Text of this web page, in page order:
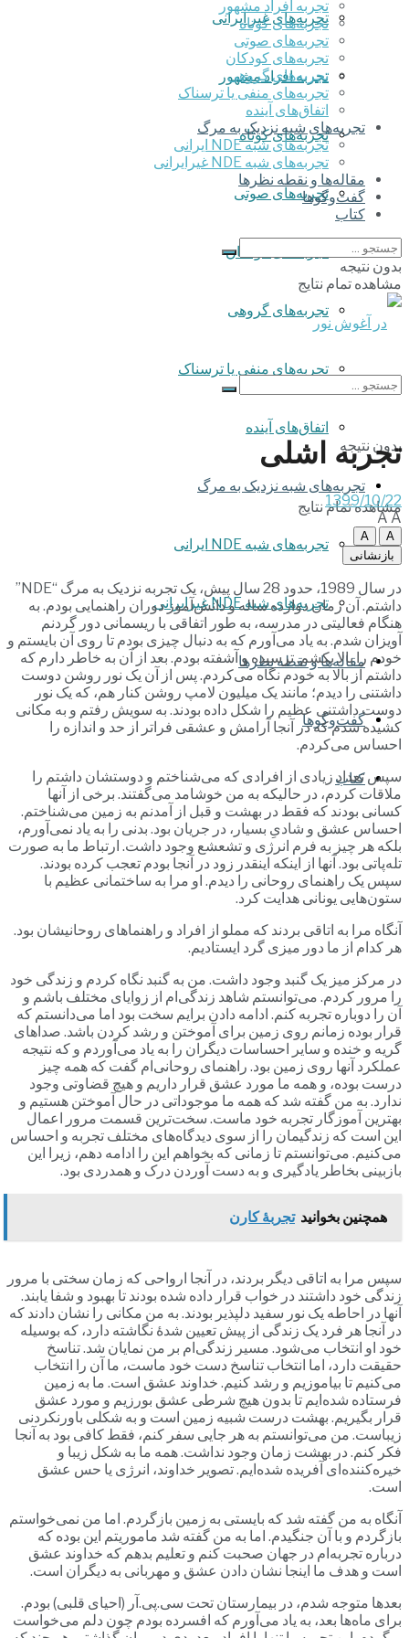
تجربه‌های غیر ایرانی
تجربه افراد مشهور
تجربه‌های کوتاه
تجربه‌های صوتی
تجربه‌های کودکان
تجربه‌های گروهی
‌تجربه‌های منفی یا ترسناک
اتفاق‌های آینده
تجربه‌های شبه نزدیک به مرگ
تجربه‌های شبه NDE ایرانی
تجربه‌های شبه NDE غیرایرانی
مقاله‌ها و نقطه نظرها
گفت‌وگوها
کتاب
تجربه افراد مشهور
تجربه‌های کوتاه
تجربه‌های صوتی
تجربه‌های کودکان
تجربه‌های گروهی
‌تجربه‌های منفی یا ترسناک
اتفاق‌های آینده
تجربه‌های شبه نزدیک به مرگ
تجربه‌های شبه NDE ایرانی
تجربه‌های شبه NDE غیرایرانی
مقاله‌ها و نقطه نظرها
گفت‌وگوها
کتاب
بدون نتیجه
مشاهده تمام نتایج
بدون نتیجه
مشاهده تمام نتایج
تجربه اشلی
1399/10/22
AA
A
A
بازنشانی
در سال 1989، حدود 28 سال پیش، یک تجربه نزدیک به مرگ “NDE”
داشتم. آن زمان دوازده ساله و دانش‌آموز دوران راهنمایی بودم. به
هنگام فعالیتی در مدرسه، به طور اتفاقی با ریسمانی دور گردنم
آویزان شدم. به یاد می‌آورم که به دنبال چیزی بودم تا روی آن بایستم و
خودم را بالا بکشم. ترسیده و آشفته بودم. بعد از آن به خاطر دارم که
داشتم از بالا به خودم نگاه می‌کردم. پس از آن یک نور روشن دوست
داشتنی را دیدم؛ مانند یک میلیون لامپ روشن کنار هم، که یک نور
دوست داشتنی عظیم را شکل داده بودند. به سویش رفتم و به مکانی
کشیده شدم که در آنجا آرامش و عشقی فراتر از حد و اندازه را
احساس می‌کردم.
سپس تعداد زیادی از افرادی که می‌شناختم و دوستشان داشتم را
ملاقات کردم، در حالیکه به من خوشامد می‌گفتند. برخی از آنها
کسانی بودند که فقط در بهشت و قبل از آمدنم به زمین می‌شناختم.
احساس عشق و شادیِ بسیار، در جریان بود. بدنی را به یاد نمی‌آورم،
بلکه هر چیز به فرم انرژی‌ و تشعشع وجود داشت. ارتباط ما به صورت
تله‌پاتی بود. آنها از اینکه اینقدر زود در آنجا بودم تعجب کرده بودند.
سپس یک راهنمای روحانی را دیدم. او مرا به ساختمانی عظیم با
ستون‌هایی یونانی هدایت کرد.
آنگاه مرا به اتاقی بردند که مملو از افراد و راهنماهای روحانیشان بود.
هر کدام از ما دور میزی گرد ایستادیم.
در مرکز میز یک گنبد وجود داشت. من به گنبد نگاه کردم و زندگی خود
را مرور کردم. می‌توانستم شاهد زندگی‌ام از زوایای مختلف باشم و
آن را دوباره تجربه کنم. ادامه دادن برایم سخت بود اما می‌دانستم که
قرار بوده زمانم روی زمین برای آموختن و رشد کردن باشد. صداهای
گریه و خنده و سایر احساسات دیگران را به یاد می‌آوردم و که نتیجه
عملکرد آنها روی زمین بود. راهنمای روحانی‌ام گفت که همه چیز
درست بوده، و همه ما مورد عشق قرار داریم و هیچ قضاوتی وجود
ندارد. به من گفته شد که همه ما موجوداتی در حال آموختن هستیم و
بهترین آموزگار تجربه خود ماست. سخت‌ترین قسمت مرور اعمال
این است که زندگیمان را از سوی دیدگاه‌های مختلف تجربه و احساس
می‌کنیم. می‌توانستم تا زمانی که بخواهم این را ادامه دهم، زیرا این
بازبینی بخاطر یادگیری و به دست آوردن درک و همدردی بود.
همچنین بخوانید تجربۀ کارن
سپس مرا به اتاقی دیگر بردند، در آنجا ارواحی که زمان سختی با مرور
زندگی خود داشتند در خواب قرار داده شده بودند تا بهبود و شفا یابند.
آنها در احاطه یک نور سفید دلپذیر بودند. به من مکانی را نشان دادند که
در آنجا هر فرد یک زندگی از پیش تعیین شدۀ نگاشته دارد، که بوسیله
خود او انتخاب می‌شود. مسیر زندگی‌ام بر من نمایان شد. تناسخ
حقیقت دارد، اما انتخاب تناسخ دست خود ماست، ما آن را انتخاب
می‌کنیم تا بیاموزیم و رشد کنیم. خداوند عشق است. ما به زمین
فرستاده شده‌ایم تا بدون هیچ شرطی عشق بورزیم و مورد عشق
قرار بگیریم. بهشت درست شبیه زمین است و به شکلی باورنکردنی
زیباست. من می‌توانستم به هر جایی سفر کنم، فقط کافی بود به آنجا
فکر کنم. در بهشت زمان وجود نداشت. همه ما به شکل زیبا و
خیره‌کننده‌ای آفریده شده‌ایم. تصویر خداوند، انرژی یا حس عشق
است.
آنگاه به من گفته شد که بایستی به زمین بازگردم. اما من نمی‌خواستم
بازگردم و با آن جنگیدم. اما به من گفته شد ماموریتم این بوده که
درباره تجربه‌ام در جهان صحبت کنم و تعلیم بدهم که خداوند عشق
است و هدف ما اینجا نشان دادن عشق و مهربانی به دیگران است.
بعدها متوجه شدم، در بیمارستان تحت سی.پی.آر (احیای قلبی) بودم.
برای ماه‌ها بعد، به یاد می‌آورم که افسرده بودم چون دلم می‌خواست